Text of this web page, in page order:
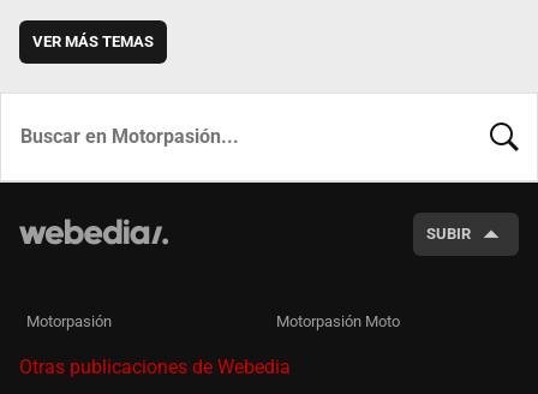
VER MÁS TEMAS
SUBIR
Motorpasión Motorpasión Moto
Otras publicaciones de Webedia